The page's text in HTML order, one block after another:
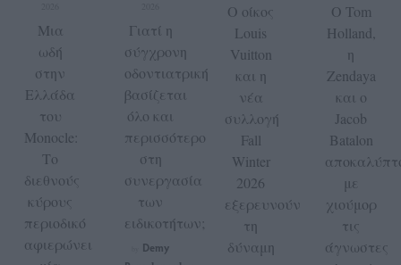
Μια
ωδή
στην
Ελλάδα
του
Monocle:
Το
διεθνούς
κύρους
περιοδικό
αφιερώνει
Γιατί η
σύγχρονη
οδοντιατρική
βασίζεται
όλο και
περισσότερο
στη
συνεργασία
των
ειδικοτήτων;
Demy
Ο οίκος
Louis
Vuitton
και η
νέα
συλλογή
Fall
Winter
2026
εξερευνούν
τη
δύναμη
Ο Tom
Holland,
η
Zendaya
και ο
Jacob
Batalon
με
χιούμορ
τις
άγνωστες